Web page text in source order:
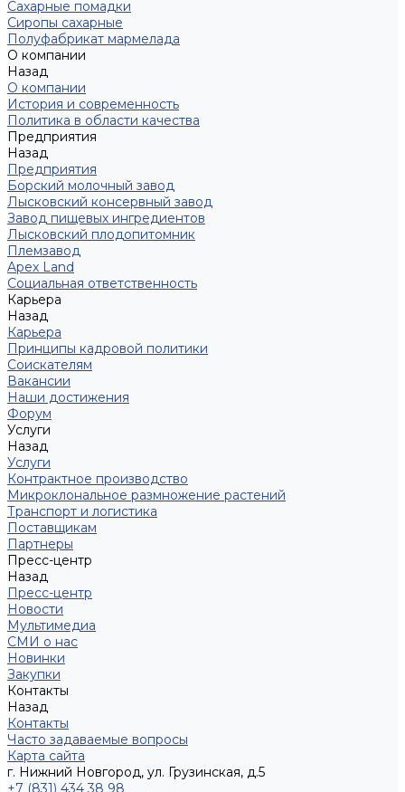
Сахарные помадки
Сиропы сахарные
Полуфабрикат мармелада
О компании
Назад
О компании
История и современность
Политика в области качества
Предприятия
Назад
Предприятия
Борский молочный завод
Лысковский консервный завод
Завод пищевых ингредиентов
Лысковский плодопитомник
Племзавод
Apex Land
Социальная ответственность
Карьера
Назад
Карьера
Принципы кадровой политики
Соискателям
Вакансии
Наши достижения
Форум
Услуги
Назад
Услуги
Контрактное производство
Микроклональное размножение растений
Транспорт и логистика
Поставщикам
Партнеры
Пресс-центр
Назад
Пресс-центр
Новости
Мультимедиа
СМИ о нас
Новинки
Закупки
Контакты
Назад
Контакты
Часто задаваемые вопросы
Карта сайта
г. Нижний Новгород, ул. Грузинская, д.5
+7 (831) 434 38 98